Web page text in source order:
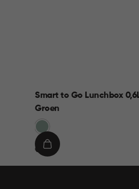
Smart to Go Lunchbox
Groen
Groen
€€ 9,95
IN